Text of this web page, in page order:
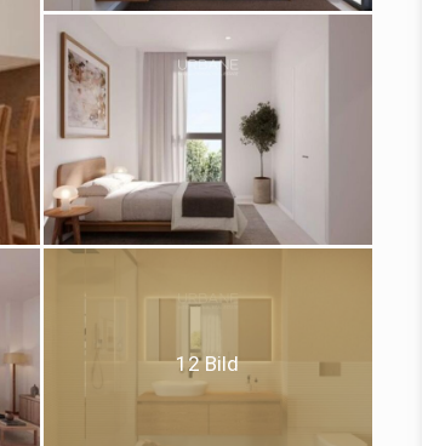
12 Bild
Cookies, um Informationen zu sammeln, um unsere
weiter surfen, akzeptieren Sie deren Installation. Der
Browser zu konfigurieren und auf Wunsch zu
installiert wird, obwohl er bedenken muss,
Navigieren auf der Website führen kann.